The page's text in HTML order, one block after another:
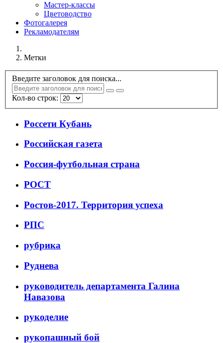
Мастер-классы
Цветоводство
Фотогалерея
Рекламодателям
Метки
Введите заголовок для поиска...
Кол-во строк:
Россети Кубань
Российская газета
Россия-футбольная страна
РОСТ
Ростов-2017. Территория успеха
РПС
рубрика
Руднева
руководитель департамента Галина
Навазова
рукоделие
рукопашный бой